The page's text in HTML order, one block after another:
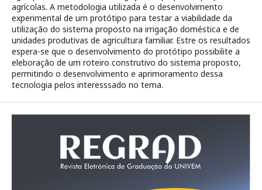
agrícolas. A metodologia utilizada é o desenvolvimento
experimental de um protótipo para testar a viabilidade da
utilização do sistema proposto na irrigação doméstica e de
unidades produtivas de agricultura familiar. Estre os resultados
espera-se que o desenvolvimento do protótipo possibilite a
eleboração de um roteiro construtivo do sistema proposto,
permitindo o desenvolvimento e aprimoramento dessa
tecnologia pelos interesssado no tema.